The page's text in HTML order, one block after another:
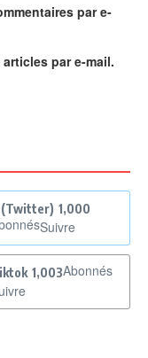
par e-
par e-mail.
(Twitter) 1,000
Suivre
1,003Abonnés